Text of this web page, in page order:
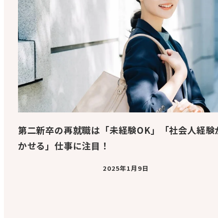
第二新卒の再就職は「未経験OK」「社会人経験
かせる」仕事に注目！
2025年1月9日